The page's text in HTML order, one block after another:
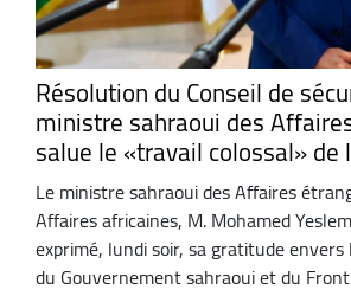
Résolution du Conseil de
ministre sahraoui des
salue le «travail colossal» de
Le ministre sahraoui des Affaires
Affaires africaines, M. Mohamed
exprimé, lundi soir, sa gratitude
du Gouvernement sahraoui et du